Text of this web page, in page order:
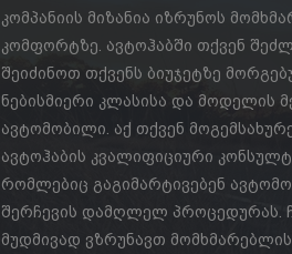
კომპანიის მიზანია იზრუნოს
კომფორტზე. ავტოჰაბში თქვენ
შეიძინოთ თქვენს ბიუჯეტზე
ნებისმიერი კლასისა და მოდელის
ავტომობილი. აქ თქვენ
ავტოჰაბის კვალიფიციური
რომლებიც გაგიმარტივებენ
შერჩევის დამღლელ პროცედურას.
მუდმივად ვზრუნავთ მომხმარებლის